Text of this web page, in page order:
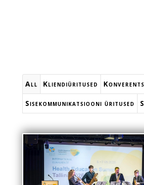
All Kliendiüritused
Sisekommunikatsiooni üritused